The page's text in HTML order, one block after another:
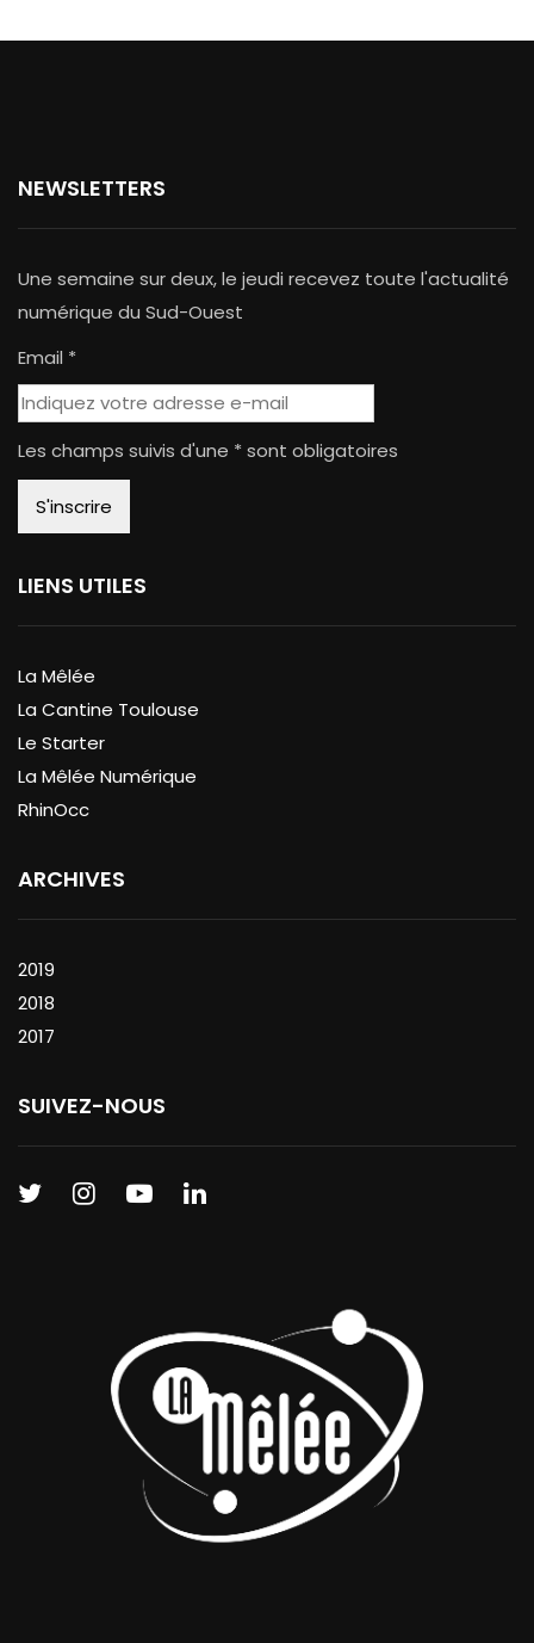
NEWSLETTERS
Une semaine sur deux, le jeudi recevez toute l'actualité
numérique du Sud-Ouest
Email *
Les champs suivis d'une * sont obligatoires
LIENS UTILES
La Mêlée
La Cantine Toulouse
Le Starter
La Mêlée Numérique
RhinOcc
ARCHIVES
2019
2018
2017
SUIVEZ-NOUS